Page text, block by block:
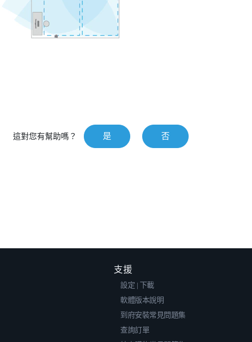
這對您有幫助嗎？ 是 否
支援
設定 | 下載
軟體版本說明
到府安裝常見問題集
查詢訂單